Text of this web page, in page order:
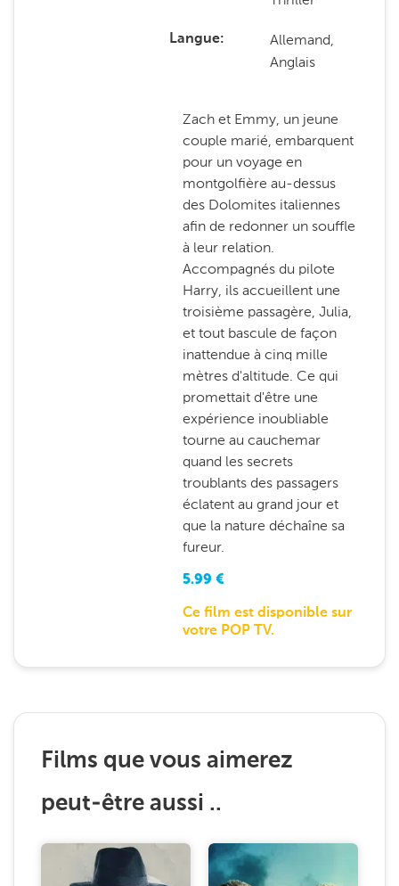
Langue
Allemand,
Anglais
Zach et Emmy, un jeune
couple marié, embarquent
pour un voyage en
montgolfière au-dessus
des Dolomites italiennes
afin de redonner un souffle
à leur relation.
Accompagnés du pilote
Harry, ils accueillent une
troisième passagère, Julia,
et tout bascule de façon
inattendue à cinq mille
mètres d'altitude. Ce qui
promettait d'être une
expérience inoubliable
tourne au cauchemar
quand les secrets
troublants des passagers
éclatent au grand jour et
que la nature déchaîne sa
fureur.
5.99 €
Ce film est disponible sur
votre POP TV.
Films que vous aimerez
peut-être aussi ..